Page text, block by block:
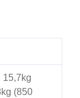
15,7kg
(850